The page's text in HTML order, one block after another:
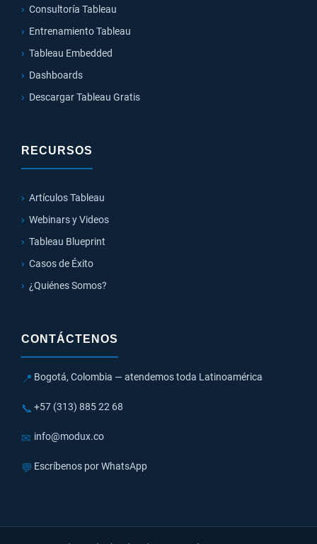
Consultoría Tableau
Entrenamiento Tableau
Tableau Embedded
Dashboards
Descargar Tableau Gratis
RECURSOS
Artículos Tableau
Webinars y Videos
Tableau Blueprint
Casos de Éxito
¿Quiénes Somos?
CONTÁCTENOS
📍 Bogotá, Colombia — atendemos toda Latinoamérica
📞 +57 (313) 885 22 68
✉ info@modux.co
💬 Escríbenos por WhatsApp